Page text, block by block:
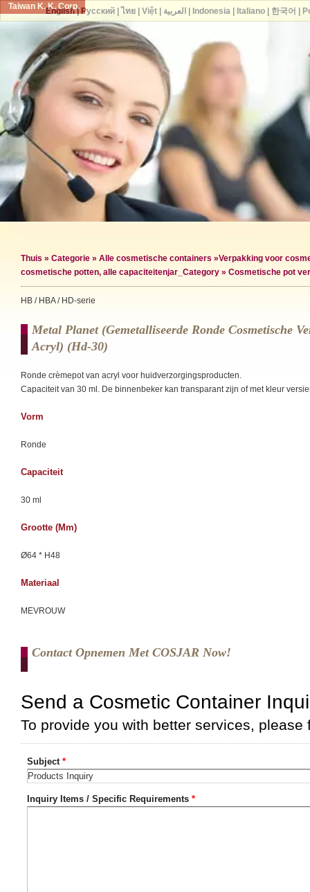
Taiwan K. K. Corp.
Thuis » Categorie » Alle cosmetische containers »Verpakking voor
cosmetische potten, alle capaciteitenjar_Category » Cosmetische pot
HB / HBA / HD-serie
Metal Planet (Gemetalliseerde Ronde Cosmetische
Acryl) (hd-30)
Ronde crèmepot van acryl voor huidverzorgingsproducten.
Capaciteit van 30 ml. De binnenbeker kan transparant zijn of met kleur
Vorm
Ronde
Capaciteit
30 ml
Grootte (mm)
Ø64 * H48
Materiaal
MEVROUW
Contact Opnemen Met COSJAR Now!
English| Русский| ไทย| Việt| العربية Indonesia| Italiano| 한국어